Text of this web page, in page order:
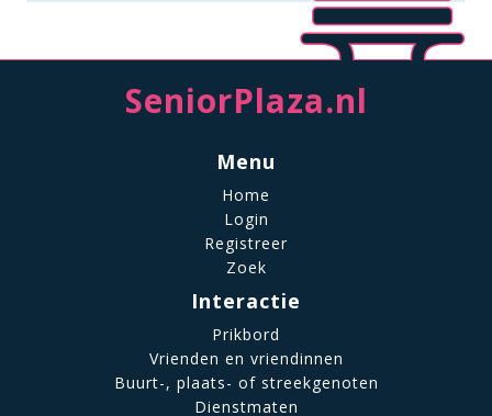
SeniorPlaza.nl
Menu
Home
Login
Registreer
Zoek
Interactie
Prikbord
Vrienden en vriendinnen
Buurt-, plaats- of streekgenoten
Dienstmaten